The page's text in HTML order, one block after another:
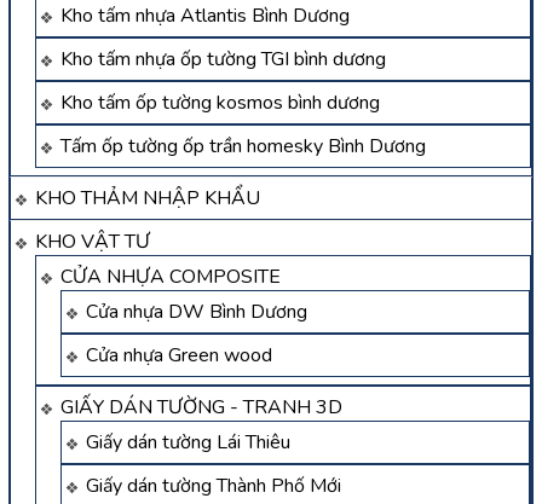
Kho tấm nhựa Atlantis Bình Dương
Kho tấm nhựa ốp tường TGI bình dương
Kho tấm ốp tường kosmos bình dương
Tấm ốp tường ốp trần homesky Bình Dương
KHO THẢM NHẬP KHẨU
KHO VẬT TƯ
CỬA NHỰA COMPOSITE
Cửa nhựa DW Bình Dương
Cửa nhựa Green wood
GIẤY DÁN TƯỜNG - TRANH 3D
Giấy dán tường Lái Thiêu
Giấy dán tường Thành Phố Mới